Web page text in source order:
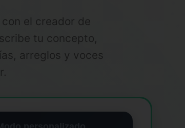
el creador de
tu concepto,
arreglos y voces